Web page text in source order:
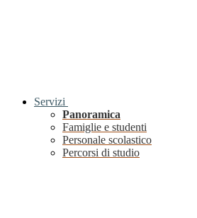
Servizi
Panoramica
Famiglie e studenti
Personale scolastico
Percorsi di studio